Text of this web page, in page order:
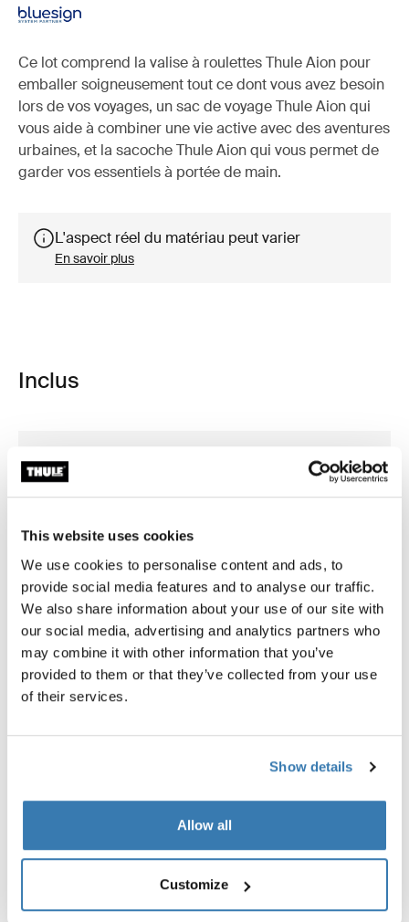
This website uses cookies
We use cookies to personalise content and ads, to
provide social media features and to analyse our traffic.
We also share information about your use of our site with
our social media, advertising and analytics partners who
may combine it with other information that you’ve
provided to them or that they’ve collected from your use
of their services.
Show details
Allow all
Customize
Ce lot comprend la valise à roulettes Thule Aion pour
emballer soigneusement tout ce dont vous avez besoin
lors de vos voyages, un sac de voyage Thule Aion qui
vous aide à combiner une vie active avec des aventures
urbaines, et la sacoche Thule Aion qui vous permet de
garder vos essentiels à portée de main.
L'aspect réel du matériau peut varier
En savoir plus
Inclus
189,98 €